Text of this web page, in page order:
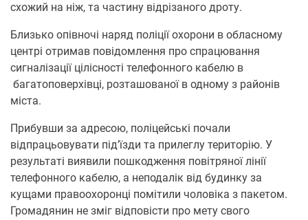
схожий на ніж, та частину відрізаного дроту.
Близько опівночі наряд поліції охорони в обласному
центрі отримав повідомлення про спрацювання
сигналізації цілісності телефонного кабелю в
багатоповерхівці, розташованої в одному з районів
міста.
Прибувши за адресою, поліцейські почали
відпрацьовувати під’їзди та прилеглу територію. У
результаті виявили пошкодження повітряної лінії
телефонного кабелю, а неподалік від будинку за
кущами правоохоронці помітили чоловіка з пакетом.
Громадянин не зміг відповісти про мету свого